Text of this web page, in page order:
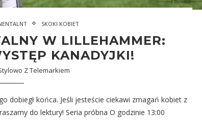
SKOKI KOBIET
W LILLEHAMMER:
KANADYJKI!
Z Telemarkiem
dobiegł końca. Jeśli jesteście ciekawi zmagań kobiet z
do lektury! Seria próbna O godzinie 13:00